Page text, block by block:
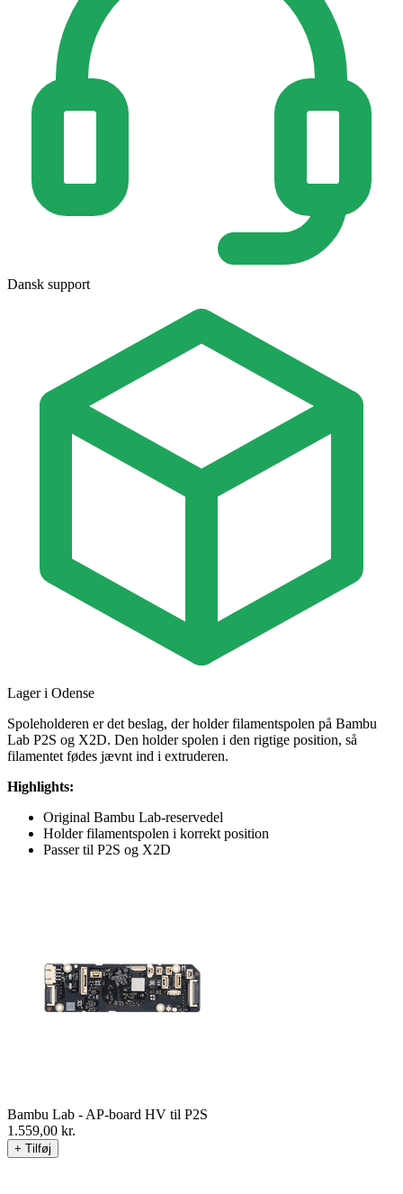
Dansk support
Lager i Odense
Spoleholderen er det beslag, der holder filamentspolen på Bambu
Lab P2S og X2D. Den holder spolen i den rigtige position, så
filamentet fødes jævnt ind i extruderen.
Highlights:
Original Bambu Lab-reservedel
Holder filamentspolen i korrekt position
Passer til P2S og X2D
Bambu Lab - AP-board HV til P2S
1.559,00 kr.
+ Tilføj